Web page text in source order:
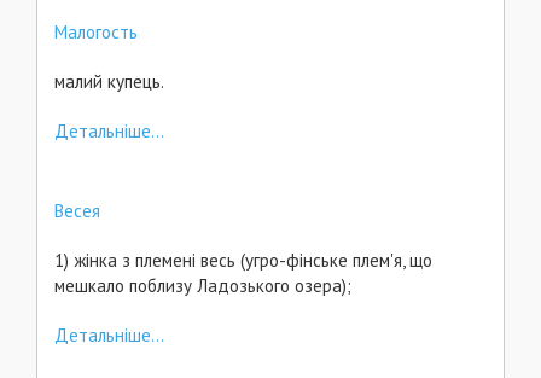
Малогость
малий купець.
Детальніше...
Весея
1) жінка з племені весь (угро-фінське плем'я, що
мешкало поблизу Ладозького озера);
Детальніше...